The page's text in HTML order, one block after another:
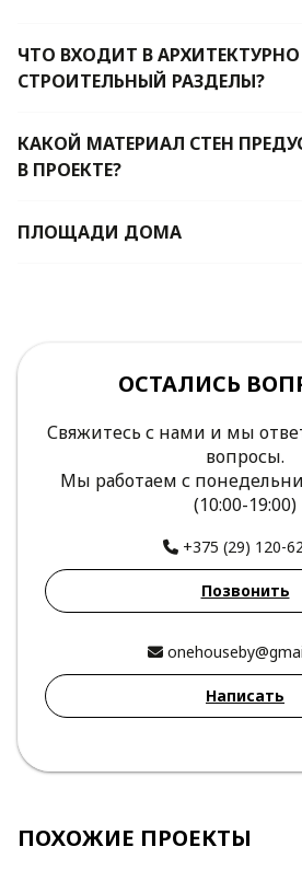
ЧТО ВХОДИТ В
СТРОИТЕЛЬНЫЙ РАЗДЕЛЫ?
КАКОЙ МАТЕРИАЛ СТЕН
В ПРОЕКТЕ?
ПЛОЩАДИ ДОМА
ОСТАЛИСЬ
Свяжитесь с нами и мы
вопросы.
Мы работаем с
(10:00-19:00)
+375 (29) 120-
Позвонить
Написать
ПОХОЖИЕ ПРОЕКТЫ